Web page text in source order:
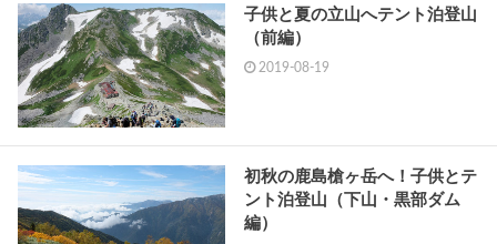
子供と夏の立山へテント泊登山
（前編）
2019-08-19
初秋の鹿島槍ヶ岳へ！子供とテ
ント泊登山（下山・黒部ダム
編）